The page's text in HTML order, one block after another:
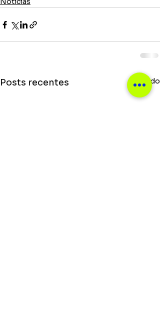
Posts recentes Ver tudo